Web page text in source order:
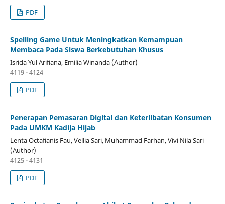
PDF
Spelling Game Untuk Meningkatkan Kemampuan
Membaca Pada Siswa Berkebutuhan Khusus
Isrida Yul Arifiana, Emilia Winanda (Author)
4119 - 4124
PDF
Penerapan Pemasaran Digital dan Keterlibatan Konsumen
Pada UMKM Kadija Hijab
Lenta Octafianis Fau, Vellia Sari, Muhammad Farhan, Vivi Nila Sari
(Author)
4125 - 4131
PDF